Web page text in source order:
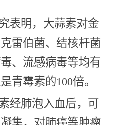
表明，大蒜素对金
雷伯菌、结核杆菌
、流感病毒等均有
青霉素的100倍。
经肺泡入血后，可